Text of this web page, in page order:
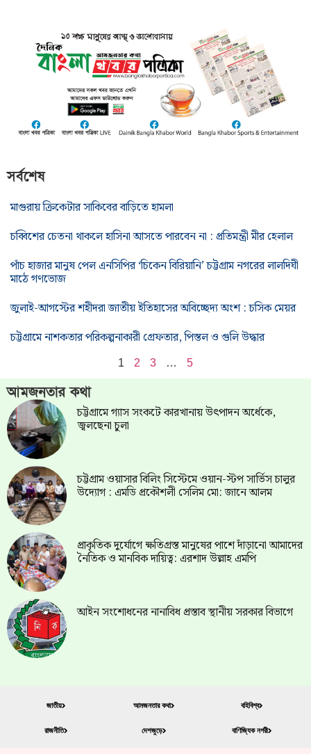
সর্বশেষ
মাগুরায় ক্রিকেটার সাকিবের বাড়িতে হামলা
চব্বিশের চেতনা থাকলে হাসিনা আসতে পারবেন না : প্রতিমন্ত্রী মীর হেলাল
পাঁচ হাজার মানুষ পেল এনসিপির ‘চিকেন বিরিয়ানি’ চট্টগ্রাম নগরের লালদিঘী
মাঠে গণভোজ
জুলাই-আগস্টের শহীদরা জাতীয় ইতিহাসের অবিচ্ছেদ্য অংশ : চসিক মেয়র
চট্টগ্রামে নাশকতার পরিকল্পনাকারী গ্রেফতার, পিস্তল ও গুলি উদ্ধার
1 2 3 … 5
আমজনতার কথা
চট্টগ্রামে গ্যাস সংকটে কারখানায় উৎপাদন অর্ধেকে,
জ্বলছেনা চুলা
চট্টগ্রাম ওয়াসার বিলিং সিস্টেমে ওয়ান-স্টপ সার্ভিস চালুর
উদ্যোগ : এমডি প্রকৌশলী সেলিম মো: জানে আলম
প্রাকৃতিক দুর্যোগে ক্ষতিগ্রস্ত মানুষের পাশে দাঁড়ানো আমাদের
নৈতিক ও মানবিক দায়িত্ব: এরশাদ উল্লাহ এমপি
আইন সংশোধনের নানাবিধ প্রস্তাব স্থানীয় সরকার বিভাগে
জাতীয়
রাজনীতি
আমজনতার কথা
দেশজুড়ে
বহিবিশ্ব
বাণিজ্যিক নগরী